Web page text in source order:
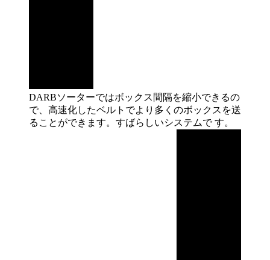
DARBソーターではボックス間隔を縮小できるの
で、高速化したベルトでより多くのボックスを送
ることができます。すばらしいシステムで す。